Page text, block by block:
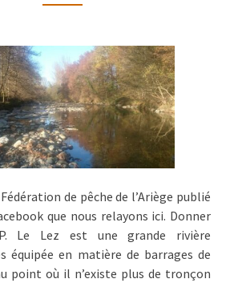
!
de pêche de l’Ariège publié
que nous relayons ici. Donner
Le Lez est une grande rivière
équipée en matière de barrages de
point où il n’existe plus de tronçon